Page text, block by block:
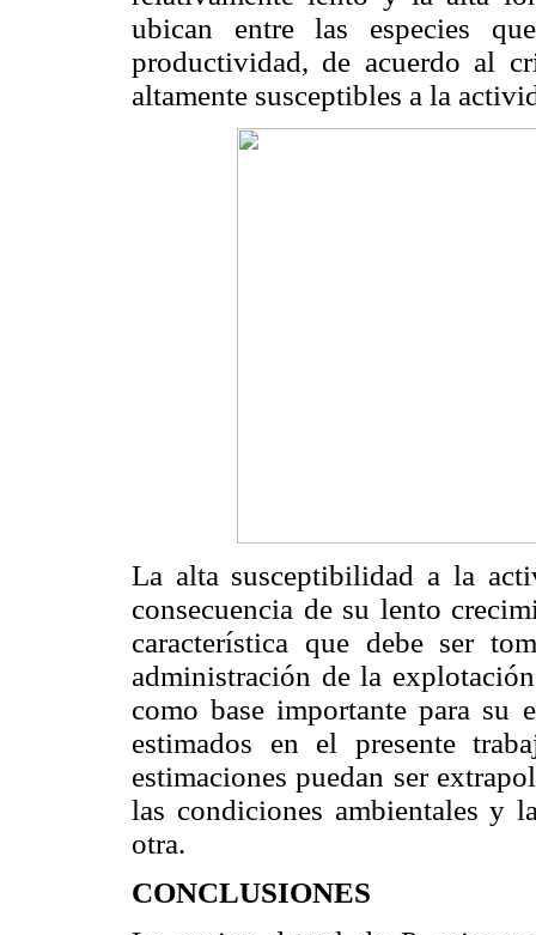
ubican entre las especies
productividad, de acuerdo al
altamente susceptibles a la
La alta susceptibilidad a la
consecuencia de su lento
característica que debe ser
administración de la
como base importante para su
estimados en el presente
estimaciones puedan ser
las condiciones ambientales y
otra.
CONCLUSIONES